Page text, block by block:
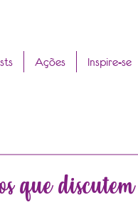
Ações Inspire-se
que